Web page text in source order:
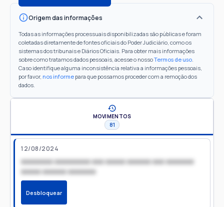
Origem das informações
Todas as informações processuais disponibilizadas são públicas e foram
coletadas diretamente de fontes oficiais do Poder Judiciário, como os
sistemas dos tribunais e Diários Oficiais. Para obter mais informações
sobre como tratamos dados pessoais, acesse o nossoTermos de uso.
Caso identifique alguma inconsistência relativa a informações pessoais,
por favor, nos informe para que possamos proceder com a remoção dos
dados.
MOVIMENTOS
81
12/08/2024
xxxxxxxx xxxxxxxxx xxx xxxxx xxxxxx xxx xxxxxxx
xxxxx xxxxxx xxxxxxx
Desbloquear